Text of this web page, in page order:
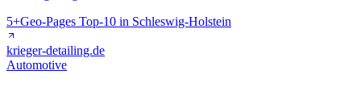
5+Geo-Pages Top-10 in Schleswig-Holstein
krieger-detailing.de
Automotive